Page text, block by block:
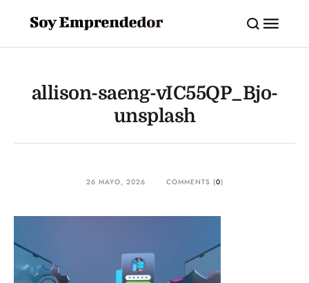
allison-saeng-vIC55QP_Bjo-
unsplash
26 MAYO, 2026 COMMENTS (0)